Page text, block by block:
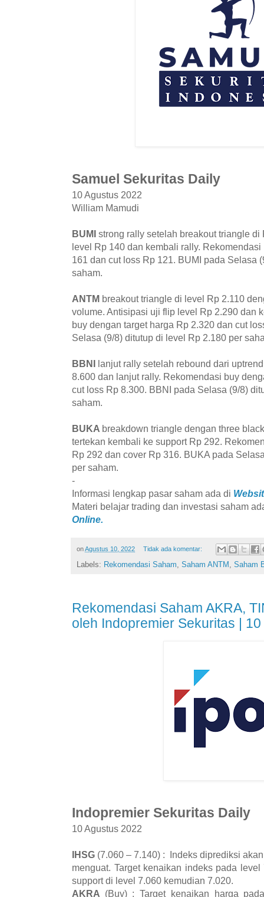
Samuel Sekuritas Daily
10 Agustus 2022
William Mamudi
BUMI strong rally setelah breakout triangle
level Rp 140 dan kembali rally.
161 dan cut loss Rp 121. BUMI pada Selasa
saham.
ANTM breakout triangle di level Rp 2.110
volume. Antisipasi uji flip level Rp 2.290 dan
buy dengan target harga Rp 2.320 dan cut
Selasa (9/8) ditutup di level Rp 2.180 per
BBNI lanjut rally setelah rebound dari
8.600 dan lanjut rally. Rekomendasi buy
cut loss Rp 8.300. BBNI pada Selasa (9/8)
saham.
BUKA breakdown triangle dengan three
tertekan kembali ke support Rp 292.
Rp 292 dan cover Rp 316. BUKA pada
per saham.
-
Informasi lengkap pasar saham ada di
Materi belajar trading dan investasi saham
Online.
onAgustus 10, 2022 Tidak ada komentar:
Labels: Rekomendasi Saham, Saham ANTM , Saham
Rekomendasi Saham AKRA,
oleh Indopremier Sekuritas |
Indopremier Sekuritas Daily
10 Agustus 2022
IHSG (7.060 – 7.140) : Indeks diprediksi
menguat. Target kenaikan indeks pada
support di level 7.060 kemudian 7.020.
AKRA (Buy) : Target kenaikan harga